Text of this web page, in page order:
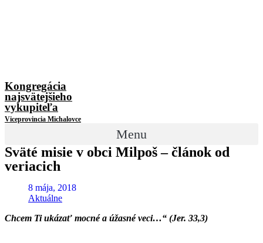
Kongregácia
najsvätejšieho
vykupiteľa
Viceprovincia Michalovce
Menu
Sväté misie v obci Milpoš – článok od
veriacich
8 mája, 2018
Aktuálne
Chcem Ti ukázať mocné a úžasné veci…“ (Jer. 33,3)